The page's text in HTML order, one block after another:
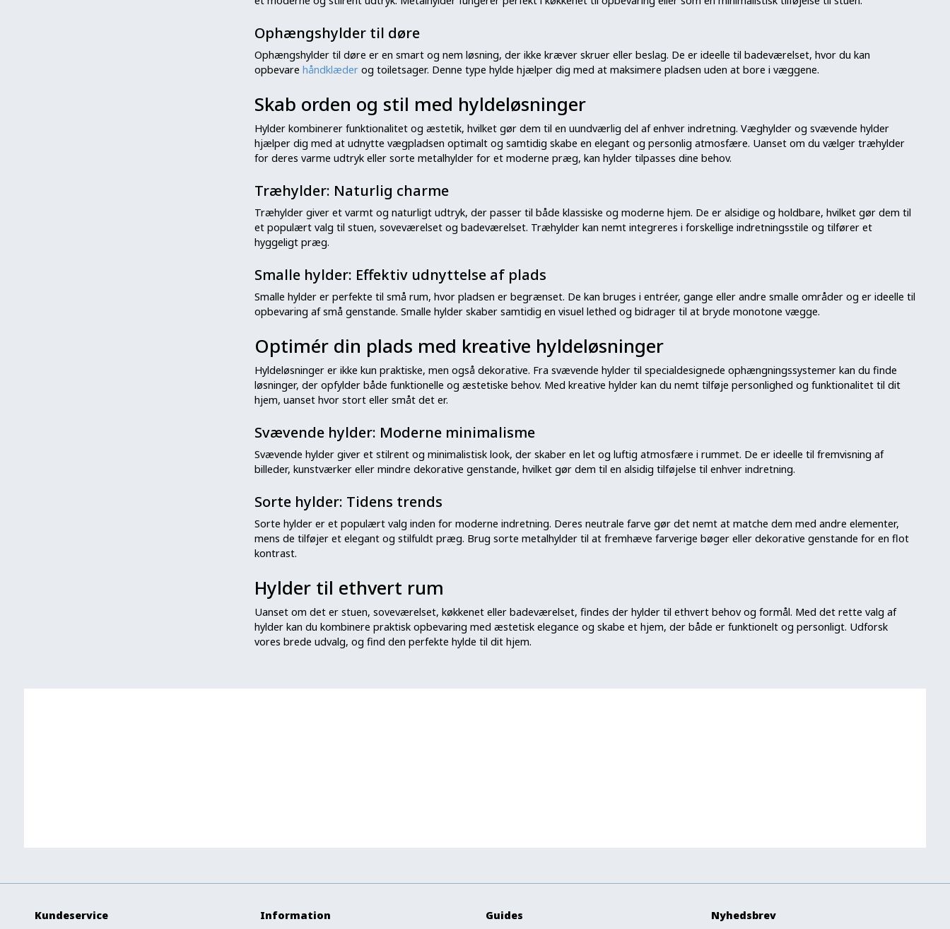
Ophængshylder til døre
Ophængshylder til døre er en smart og nem løsning, der ikke kræver skruer eller beslag. De er ideelle til badeværelset, hvor du kan
opbevarehåndklæderog toiletsager. Denne type hylde hjælper dig med at maksimere pladsen uden at bore i væggene.
Skab orden og stil med hyldeløsninger
Hylder kombinerer funktionalitet og æstetik, hvilket gør dem til en uundværlig del af enhver indretning. Væghylder og svævende hylder
hjælper dig med at udnytte vægpladsen optimalt og samtidig skabe en elegant og personlig atmosfære. Uanset om du vælger træhylder
for deres varme udtryk eller sorte metalhylder for et moderne præg, kan hylder tilpasses dine behov.
Træhylder: Naturlig charme
Træhylder giver et varmt og naturligt udtryk, der passer til både klassiske og moderne hjem. De er alsidige og holdbare, hvilket gør dem til
et populært valg til stuen, soveværelset og badeværelset. Træhylder kan nemt integreres i forskellige indretningsstile og tilfører et
hyggeligt præg.
Smalle hylder: Effektiv udnyttelse af plads
Smalle hylder er perfekte til små rum, hvor pladsen er begrænset. De kan bruges i entréer, gange eller andre smalle områder og er ideelle til
opbevaring af små genstande. Smalle hylder skaber samtidig en visuel lethed og bidrager til at bryde monotone vægge.
Optimér din plads med kreative hyldeløsninger
Hyldeløsninger er ikke kun praktiske, men også dekorative. Fra svævende hylder til specialdesignede ophængningssystemer kan du finde
løsninger, der opfylder både funktionelle og æstetiske behov. Med kreative hylder kan du nemt tilføje personlighed og funktionalitet til dit
hjem, uanset hvor stort eller småt det er.
Svævende hylder: Moderne minimalisme
Svævende hylder giver et stilrent og minimalistisk look, der skaber en let og luftig atmosfære i rummet. De er ideelle til fremvisning af
billeder, kunstværker eller mindre dekorative genstande, hvilket gør dem til en alsidig tilføjelse til enhver indretning.
Sorte hylder: Tidens trends
Sorte hylder er et populært valg inden for moderne indretning. Deres neutrale farve gør det nemt at matche dem med andre elementer,
mens de tilføjer et elegant og stilfuldt præg. Brug sorte metalhylder til at fremhæve farverige bøger eller dekorative genstande for en flot
kontrast.
Hylder til ethvert rum
Uanset om det er stuen, soveværelset, køkkenet eller badeværelset, findes der hylder til ethvert behov og formål. Med det rette valg af
hylder kan du kombinere praktisk opbevaring med æstetisk elegance og skabe et hjem, der både er funktionelt og personligt. Udforsk
vores brede udvalg, og find den perfekte hylde til dit hjem.
Kundeservice Information Guides Nyhedsbrev